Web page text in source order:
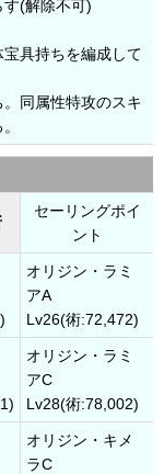
(解除不可)
具持ちを編成して
同属性特攻のスキ
セーリングポイ
ント
オリジン・ラミ
アA
Lv26(術:72,472)
オリジン・ラミ
アC
Lv28(術:78,002)
オリジン・キメ
ラC